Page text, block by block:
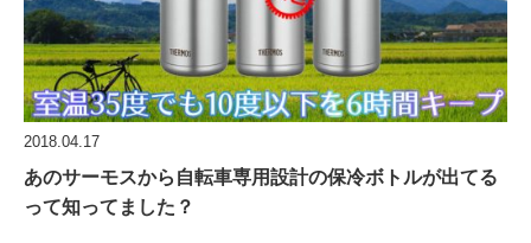
2018.04.17
あのサーモスから自転車専用設計の保冷ボトルが出てる
って知ってました？